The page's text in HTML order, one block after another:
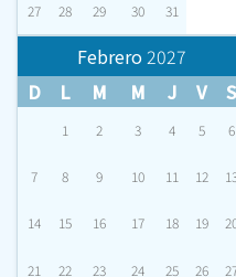
27 28 29 30 31
Febrero2027
D
L M M J V S
1 2 3 4 5 6
7 8 9 10 11 12
14 15 16 17 18 19
21 22 23 24 25 26